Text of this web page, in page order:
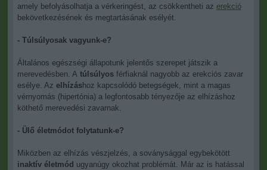
amely befolyásolhatja a vérkeringést, az csökkentheti az erekció
bekövetkezésének és megtartásának esélyét.
- Túlsúlyosak vagyunk-e?
Általános egészségi állapotunk jelentős szerepet játszik a
merevedésben. A túlsúlyos férfiaknál nagyobb az erekciós zavar
esélye. Az elhízáshoz kapcsolódó betegségek, mint a magas
vérnyomás (hipertónia) a legfontosabb tényezője az elhízáshoz
köthető merevedési zavarnak.
- Ülő életmódot folytatunk-e?
Miközben az elhízás vészjelzés, a soványsággal egybekötött
inaktív életmód ugyanúgy okozhat problémát. Már az is hatással